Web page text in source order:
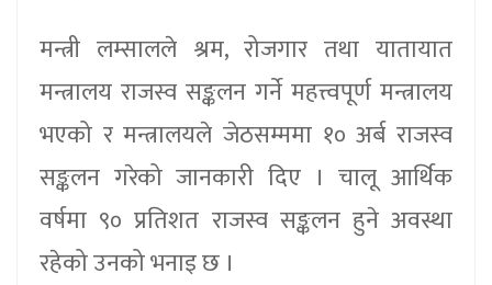
मन्त्री लम्सालले श्रम, रोजगार तथा यातायात
मन्त्रालय राजस्व सङ्कलन गर्ने महत्त्वपूर्ण मन्त्रालय
भएको र मन्त्रालयले जेठसम्ममा १० अर्ब राजस्व
सङ्कलन गरेको जानकारी दिए । चालू आर्थिक
वर्षमा ९० प्रतिशत राजस्व सङ्कलन हुने अवस्था
रहेको उनको भनाइ छ ।